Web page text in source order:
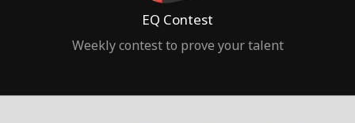
EQ Contest
Weekly contest to prove your talent